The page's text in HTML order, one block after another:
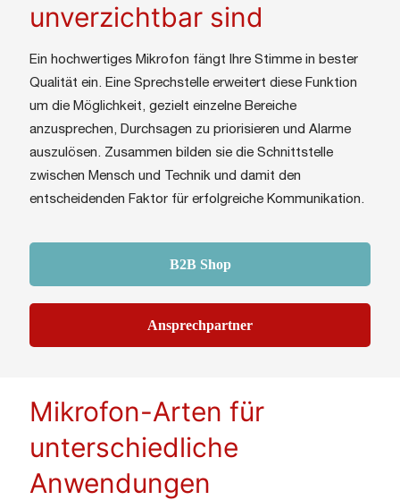
unverzichtbar sind
Ein hochwertiges Mikrofon fängt Ihre Stimme in bester
Qualität ein. Eine Sprechstelle erweitert diese Funktion
um die Möglichkeit, gezielt einzelne Bereiche
anzusprechen, Durchsagen zu priorisieren und Alarme
auszulösen. Zusammen bilden sie die Schnittstelle
zwischen Mensch und Technik und damit den
entscheidenden Faktor für erfolgreiche Kommunikation.
B2B Shop
Ansprechpartner
Mikrofon-Arten für
unterschiedliche
Anwendungen